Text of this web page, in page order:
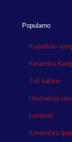
Popularno
Kupatilski
Keramika
Tuš kabine
Unutrašnja
Laminati
Keramička